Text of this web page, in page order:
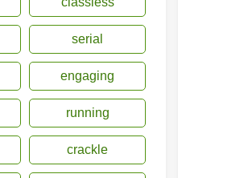
serial
engaging
running
crackle